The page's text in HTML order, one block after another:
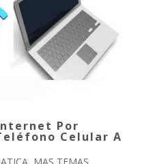
Por
Celular A